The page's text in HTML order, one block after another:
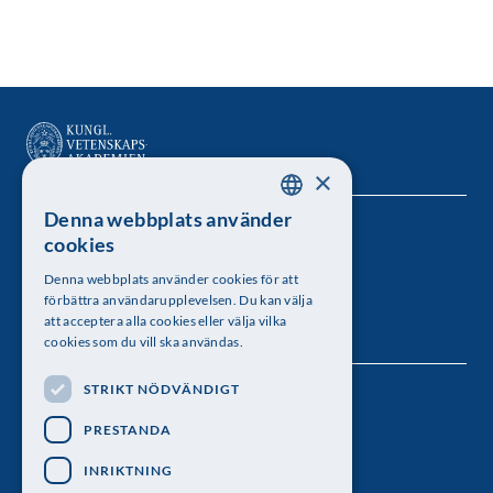
Kungl. Vetenskapsakademien
Besöksadress: Lilla Frescativägen 4A
Telefon: 08-673 95 00
Följ oss
SWEDISH
×
Denna webbplats använder
cookies
Denna webbplats använder cookies för att
förbättra användarupplevelsen. Du kan välja
att acceptera alla cookies eller välja vilka
cookies som du vill ska användas.
STRIKT NÖDVÄNDIGT
PRESTANDA
INRIKTNING